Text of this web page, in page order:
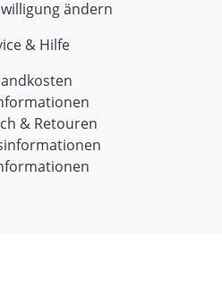
ändern
& Hilfe
& Retouren